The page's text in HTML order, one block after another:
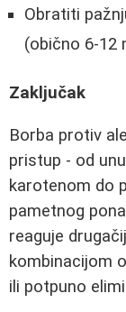
Obratiti
(obično 6-12
Zaključak
Borba protiv
pristup - od
karotenom do
pametnog
reaguje
kombinacijom
ili potpuno